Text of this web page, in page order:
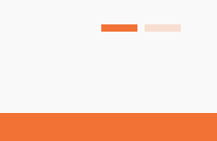
termínech, a zároveň zachovaly